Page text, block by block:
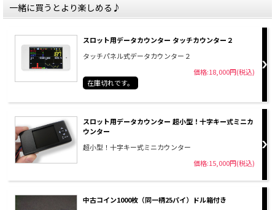
一緒に買うとより楽しめる♪
スロット用データカウンター タッチカウンター２
タッチパネル式データカウンター２
価格:18,000円(税込)
在庫切れです。
スロット用データカウンター 超小型！十字キー式ミニカ
ウンター
超小型！十字キー式ミニカウンター
価格:15,000円(税込)
中古コイン1000枚（同一柄25パイ）ドル箱付き